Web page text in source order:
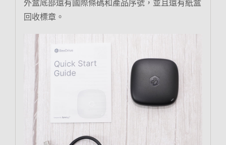
外盒底部還有國際條碼和產品序號，並且還有紙盒
回收標章。